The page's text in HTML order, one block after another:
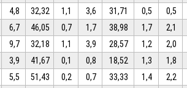
4,8 32,32 1,1 3,6 31,71 0,5 0,5
6,7 46,05 0,7 1,7 38,98 1,7 2,1
9,7 32,18 1,1 3,9 28,57 1,2 2,0
3,9 41,67 0,1 0,8 18,52 1,3 1,8
5,5 51,43 0,2 0,7 33,33 1,4 2,2